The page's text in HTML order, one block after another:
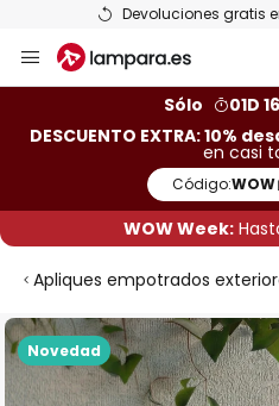
Devoluciones gratis
al
Sólo
01D
DESCUENTO EXTRA: 10%
en casi
Código:WOW
WOW Week:
Apliques empotrados
Novedad
Saltar
al
final